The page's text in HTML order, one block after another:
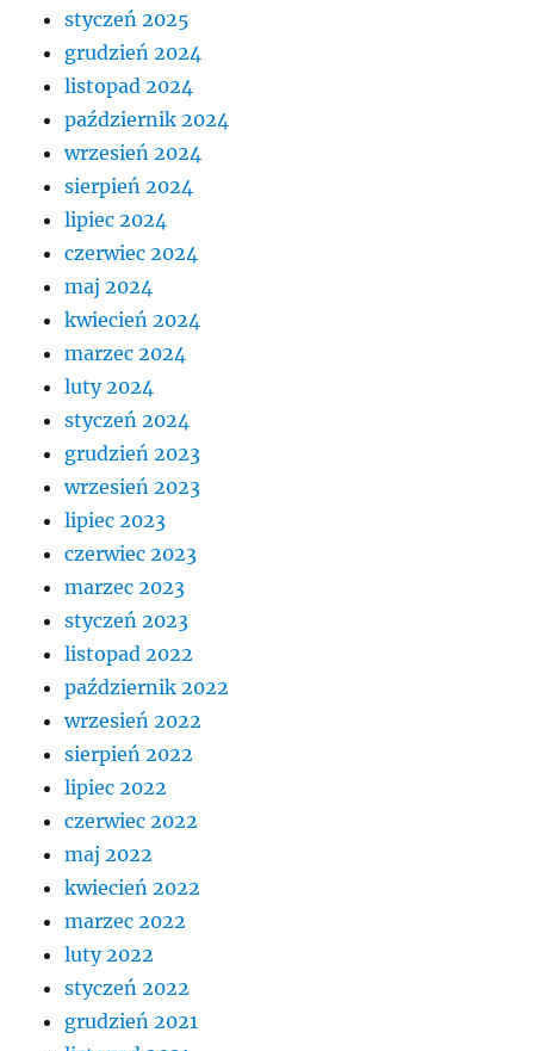
styczeń 2025
grudzień 2024
listopad 2024
październik 2024
wrzesień 2024
sierpień 2024
lipiec 2024
czerwiec 2024
maj 2024
kwiecień 2024
marzec 2024
luty 2024
styczeń 2024
grudzień 2023
wrzesień 2023
lipiec 2023
czerwiec 2023
marzec 2023
styczeń 2023
listopad 2022
październik 2022
wrzesień 2022
sierpień 2022
lipiec 2022
czerwiec 2022
maj 2022
kwiecień 2022
marzec 2022
luty 2022
styczeń 2022
grudzień 2021